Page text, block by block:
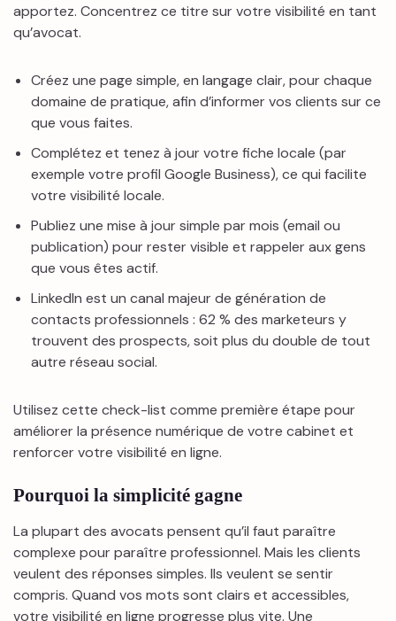
apportez. Concentrez ce titre sur votre visibilité en tant
qu’avocat.
Créez une page simple, en langage clair, pour chaque
domaine de pratique, afin d’informer vos clients sur ce
que vous faites.
Complétez et tenez à jour votre fiche locale (par
exemple votre profil Google Business), ce qui facilite
votre visibilité locale.
Publiez une mise à jour simple par mois (email ou
publication) pour rester visible et rappeler aux gens
que vous êtes actif.
LinkedIn est un canal majeur de génération de
contacts professionnels : 62 % des marketeurs y
trouvent des prospects, soit plus du double de tout
autre réseau social.
Utilisez cette check-list comme première étape pour
améliorer la présence numérique de votre cabinet et
renforcer votre visibilité en ligne.
Pourquoi la simplicité gagne
La plupart des avocats pensent qu’il faut paraître
complexe pour paraître professionnel. Mais les clients
veulent des réponses simples. Ils veulent se sentir
compris. Quand vos mots sont clairs et accessibles,
votre visibilité en ligne progresse plus vite. Une